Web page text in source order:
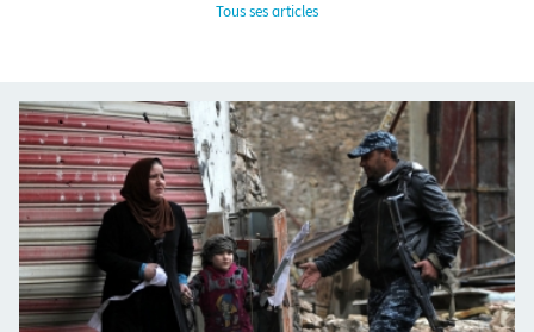
Tous ses articles